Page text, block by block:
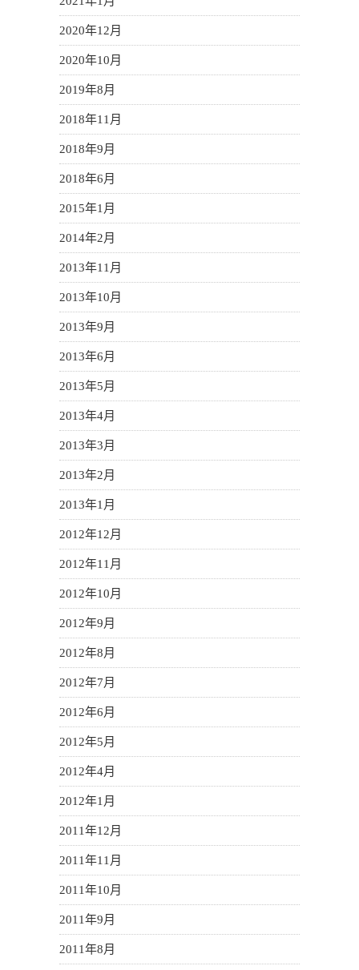
2020年12月
2020年10月
2019年8月
2018年11月
2018年9月
2018年6月
2015年1月
2014年2月
2013年11月
2013年10月
2013年9月
2013年6月
2013年5月
2013年4月
2013年3月
2013年2月
2013年1月
2012年12月
2012年11月
2012年10月
2012年9月
2012年8月
2012年7月
2012年6月
2012年5月
2012年4月
2012年1月
2011年12月
2011年11月
2011年10月
2011年9月
2011年8月